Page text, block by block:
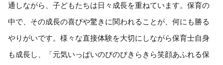
通しながら、子どもたちは日々成長を重ねています。保育の
中で、その成長の喜びや驚きに関われることが、何にも勝る
やりがいです。様々な直接体験を大切にしながら保育士自身
も成長し、「元気いっぱいのびのびきらきら笑顔あふれる保